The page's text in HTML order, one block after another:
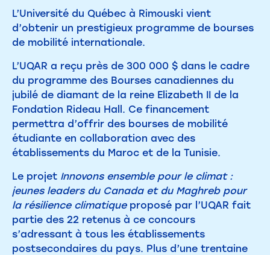
L’Université du Québec à Rimouski vient
d’obtenir un prestigieux programme de bourses
de mobilité internationale.
L’UQAR a reçu près de 300 000 $ dans le cadre
du programme des Bourses canadiennes du
jubilé de diamant de la reine Elizabeth II de la
Fondation Rideau Hall. Ce financement
permettra d’offrir des bourses de mobilité
étudiante en collaboration avec des
établissements du Maroc et de la Tunisie.
Le projet Innovons ensemble pour le climat :
jeunes leaders du Canada et du Maghreb pour
la résilience climatiqueproposé par l’UQAR fait
partie des 22 retenus à ce concours
s’adressant à tous les établissements
postsecondaires du pays. Plus d’une trentaine